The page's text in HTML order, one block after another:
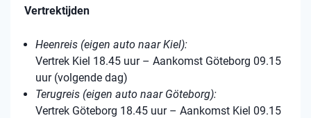
Vertrektijden
Heenreis (eigen auto naar Kiel):
Vertrek Kiel 18.45 uur – Aankomst Göteborg 09.15
uur (volgende dag)
Terugreis (eigen auto naar Göteborg):
Vertrek Göteborg 18.45 uur – Aankomst Kiel 09.15